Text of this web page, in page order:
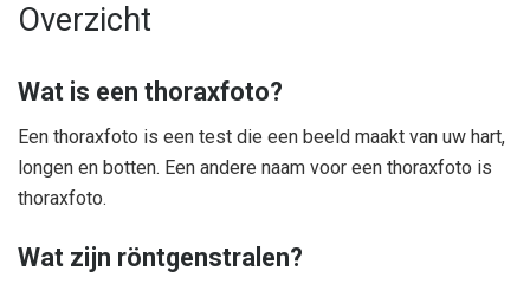
Overzicht
Wat is een thoraxfoto?
Een thoraxfoto is een test die een beeld maakt van uw hart,
longen en botten. Een andere naam voor een thoraxfoto is
thoraxfoto.
Wat zijn röntgenstralen?